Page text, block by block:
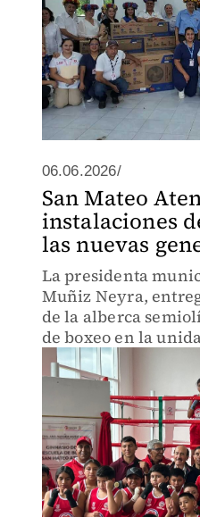
06.06.2026/
San Mateo
instalaciones
las nuevas
La presidenta
Muñiz Neyra,
de la alberca
de boxeo en la
Imcufide.